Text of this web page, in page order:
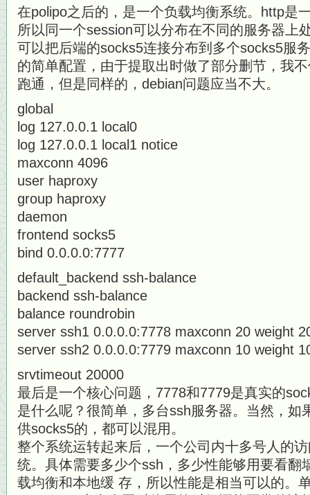
在polipo之后的，是一个负载均衡系统。http是
所以同一个session可以分布在不同的服务器上
可以把后端的socks5连接分布到多个socks5服
的简单配置，由于提取出时做了部分删节，我
跑通，但是同样的，debian问题应当不大。
global
log 127.0.0.1 local0
log 127.0.0.1 local1 notice
maxconn 4096
user haproxy
group haproxy
daemon
frontend socks5
bind 0.0.0.0:7777
default_backend ssh-balance
backend ssh-balance
balance roundrobin
server ssh1 0.0.0.0:7778 maxconn 20 weight
server ssh2 0.0.0.0:7779 maxconn 10 weight
srvtimeout 20000
最后是一个核心问题，7778和7779是真实的
是什么呢？很简单，多台ssh服务器。当然，如
供socks5的，都可以混用。
整个系统运转起来后，一个公司内十多号人的
统。具体需要多少个ssh，多少性能够用要看翻
载均衡和本地缓 存，所以性能是相当可以的。